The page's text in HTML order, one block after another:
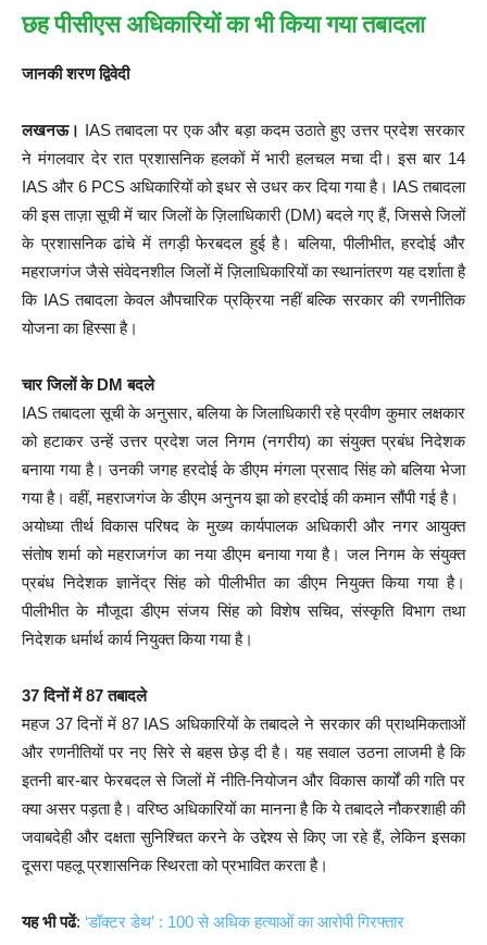
छह पीसीएस अधिकारियों का भी किया गया तबादला
जानकी शरण द्विवेदी
लखनऊ। IAS तबादला पर एक और बड़ा कदम उठाते हुए उत्तर प्रदेश सरकार
ने मंगलवार देर रात प्रशासनिक हलकों में भारी हलचल मचा दी। इस बार 14
IAS और 6 PCS अधिकारियों को इधर से उधर कर दिया गया है। IAS तबादला
की इस ताज़ा सूची में चार जिलों के ज़िलाधिकारी (DM) बदले गए हैं, जिससे जिलों
के प्रशासनिक ढांचे में तगड़ी फेरबदल हुई है। बलिया, पीलीभीत, हरदोई और
महराजगंज जैसे संवेदनशील जिलों में ज़िलाधिकारियों का स्थानांतरण यह दर्शाता है
कि IAS तबादला केवल औपचारिक प्रक्रिया नहीं बल्कि सरकार की रणनीतिक
योजना का हिस्सा है।
चार जिलों के DM बदले
IAS तबादला सूची के अनुसार, बलिया के जिलाधिकारी रहे प्रवीण कुमार लक्षकार
को हटाकर उन्हें उत्तर प्रदेश जल निगम (नगरीय) का संयुक्त प्रबंध निदेशक
बनाया गया है। उनकी जगह हरदोई के डीएम मंगला प्रसाद सिंह को बलिया भेजा
गया है। वहीं, महराजगंज के डीएम अनुनय झा को हरदोई की कमान सौंपी गई है।
अयोध्या तीर्थ विकास परिषद के मुख्य कार्यपालक अधिकारी और नगर आयुक्त
संतोष शर्मा को महराजगंज का नया डीएम बनाया गया है। जल निगम के संयुक्त
प्रबंध निदेशक ज्ञानेंद्र सिंह को पीलीभीत का डीएम नियुक्त किया गया है।
पीलीभीत के मौजूदा डीएम संजय सिंह को विशेष सचिव, संस्कृति विभाग तथा
निदेशक धर्मार्थ कार्य नियुक्त किया गया है।
37 दिनों में 87 तबादले
महज 37 दिनों में 87 IAS अधिकारियों के तबादले ने सरकार की प्राथमिकताओं
और रणनीतियों पर नए सिरे से बहस छेड़ दी है। यह सवाल उठना लाजमी है कि
इतनी बार-बार फेरबदल से जिलों में नीति-नियोजन और विकास कार्यों की गति पर
क्या असर पड़ता है। वरिष्ठ अधिकारियों का मानना है कि ये तबादले नौकरशाही की
जवाबदेही और दक्षता सुनिश्चित करने के उद्देश्य से किए जा रहे हैं, लेकिन इसका
दूसरा पहलू प्रशासनिक स्थिरता को प्रभावित करता है।
यह भी पढें: ‘डॉक्टर डेथ’ : 100 से अधिक हत्याओं का आरोपी गिरफ्तार